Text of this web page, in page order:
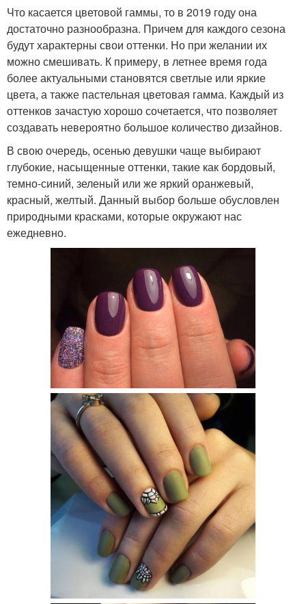
Что касается цветовой гаммы, то в 2019 году она
достаточно разнообразна. Причем для каждого сезона
будут характерны свои оттенки. Но при желании их
можно смешивать. К примеру, в летнее время года
более актуальными становятся светлые или яркие
цвета, а также пастельная цветовая гамма. Каждый из
оттенков зачастую хорошо сочетается, что позволяет
создавать невероятно большое количество дизайнов.
В свою очередь, осенью девушки чаще выбирают
глубокие, насыщенные оттенки, такие как бордовый,
темно-синий, зеленый или же яркий оранжевый,
красный, желтый. Данный выбор больше обусловлен
природными красками, которые окружают нас
ежедневно.